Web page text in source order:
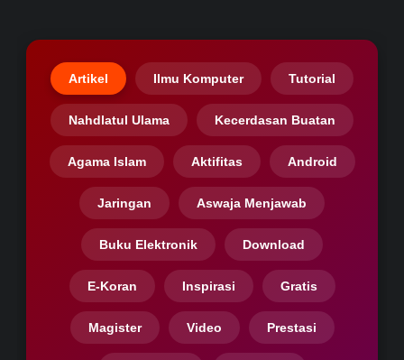
Artikel Ilmu Komputer Tutorial
Nahdlatul Ulama Kecerdasan Buatan
Agama Islam Aktifitas Android
Jaringan Aswaja Menjawab
Buku Elektronik Download
E-Koran Inspirasi Gratis
Magister Video Prestasi